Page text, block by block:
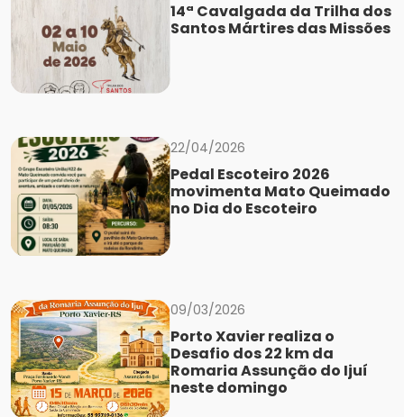
14ª Cavalgada da Trilha dos
Santos Mártires das Missões
22/04/2026
Pedal Escoteiro 2026
movimenta Mato Queimado
no Dia do Escoteiro
09/03/2026
Porto Xavier realiza o
Desafio dos 22 km da
Romaria Assunção do Ijuí
neste domingo